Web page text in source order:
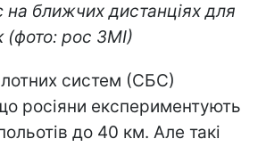
на ближчих дистанціях для
(фото: рос ЗМІ)
систем (СБС)
росіяни експериментують
до 40 км. Але такі